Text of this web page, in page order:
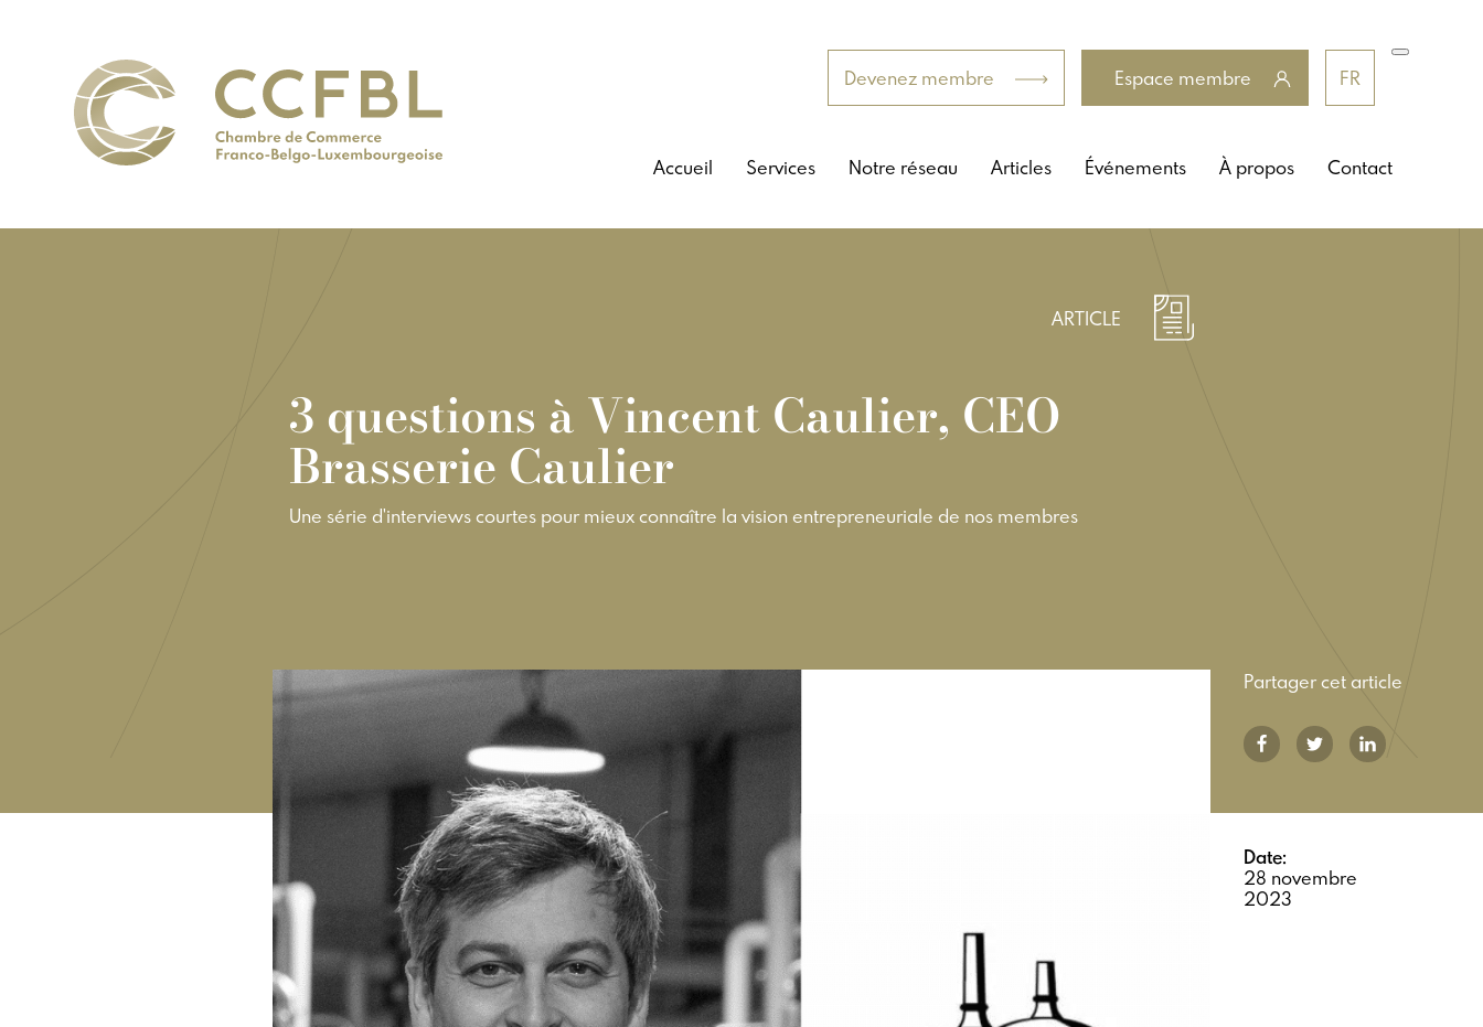
Devenez membre Espace membre FR
Accueil Services Notre réseau Articles Événements À propos Contact
ARTICLE
3 questions à Vincent Caulier, CEO
Brasserie Caulier
Une série d'interviews courtes pour mieux connaître la vision entrepreneuriale de nos membres
Partager cet article
Date:
28 novembre
2023